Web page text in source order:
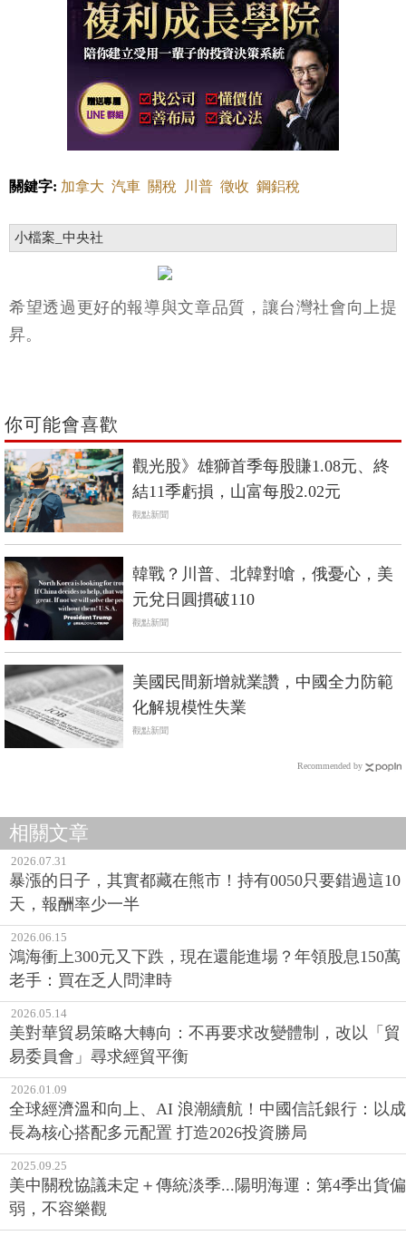
關鍵字: 加拿大 汽車 關稅 川普 徵收 鋼鋁稅
小檔案_中央社
希望透過更好的報導與文章品質，讓台灣社會向上提
昇。
你可能會喜歡
觀光股》雄獅首季每股賺1.08元、終
結11季虧損，山富每股2.02元
觀點新聞
韓戰？川普、北韓對嗆，俄憂心，美
元兌日圓摜破110
觀點新聞
美國民間新增就業讚，中國全力防範
化解規模性失業
觀點新聞
Recommended by
相關文章
2026.07.31
暴漲的日子，其實都藏在熊市！持有0050只要錯過這10
天，報酬率少一半
2026.06.15
鴻海衝上300元又下跌，現在還能進場？年領股息150萬
老手：買在乏人問津時
2026.05.14
美對華貿易策略大轉向：不再要求改變體制，改以「貿
易委員會」尋求經貿平衡
2026.01.09
全球經濟溫和向上、AI 浪潮續航！中國信託銀行：以成
長為核心搭配多元配置 打造2026投資勝局
2025.09.25
美中關稅協議未定＋傳統淡季...陽明海運：第4季出貨偏
弱，不容樂觀